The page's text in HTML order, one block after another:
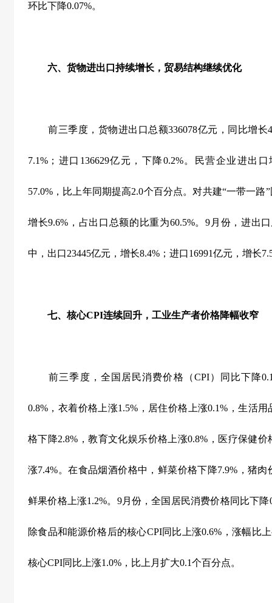
环比下降0.07%。
六、货物进出口持续增长，贸易结构继续优化
前三季度，货物进出口总额336078亿元，同比增长
7.1% ；进口 136629亿元，下降0.2%。民营企业进出口
57.0% ，比上年同期提高2.0个百分点。对共建“一带一路
增长9.6% ，占出口总额的比重为60.5%。9 月份，进出
中，出口23445亿元，增长8.4% ；进口16991亿元，增长
七、核心CPI连续回升，工业生产者价格降幅收窄
前三季度，全国居民消费价格（CPI）同比下降
0.8% ，衣着价格上涨1.5% ，居住价格上涨0.1% ，生活
格下降2.8% ，教育文化娱乐价格上涨0.8% ，医疗保健价
涨7.4%。在食品烟酒价格中，鲜菜价格下降7.9% ，猪
鲜果价格上涨1.2%。 9月份，全国居民消费价格同比下降
除食品和能源价格后的核心CPI同比上涨0.6% ，涨幅比
核心CPI同比上涨1.0% ，比上月扩大0.1个百分点。